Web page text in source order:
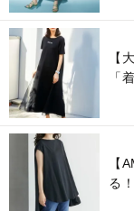
【
「
【
る